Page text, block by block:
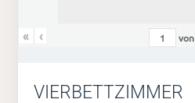
« ‹ von
VIERBETTZIMMER